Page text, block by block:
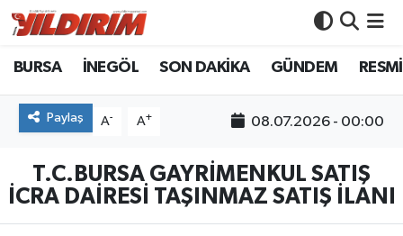
BURSA İNEGÖL SON DAKİKA GÜNDEM
Paylaş A- A+ 08.07.2026 - 00:00
T.C.BURSA GAYRİMENKUL SATIŞ
İCRA DAİRESİ TAŞINMAZ SATIŞ İLANI
BURSA
İNEGÖL
GÜNDEM
Bursa Nöbetçi Eczaneler
Bursa Hava Durumu
Bursa Trafik Yoğunluk Haritası